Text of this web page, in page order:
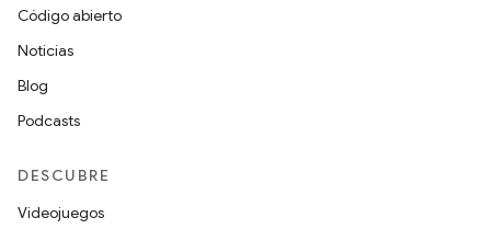
Código abierto
Noticias
Blog
Podcasts
DESCUBRE
Videojuegos